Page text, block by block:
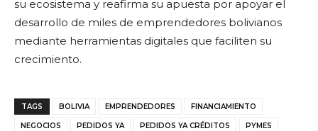
su ecosistema y reafirma su apuesta por apoyar el
desarrollo de miles de emprendedores bolivianos
mediante herramientas digitales que faciliten su
crecimiento.
TAGS BOLIVIA EMPRENDEDORES FINANCIAMIENTO
NEGOCIOS PEDIDOS YA PEDIDOS YA CRÉDITOS PYMES